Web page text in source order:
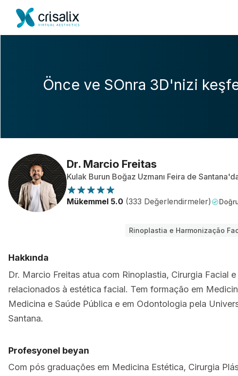
Önce ve SOnra 3D'nizi
Dr. Marcio Freitas
Kulak Burun Boğaz Uzmanı Feira de
Mükemmel 5.0 (333 Değerlendirmeler)
Rinoplastia e Harmonização
Hakkında
Dr. Marcio Freitas atua com Rinoplastia, Cirurgia Facial
relacionados à estética facial. Tem formação em
Medicina e Saúde Pública e em Odontologia pela
Santana.
Profesyonel beyan
Com pós graduações em Medicina Estética, Cirurgia